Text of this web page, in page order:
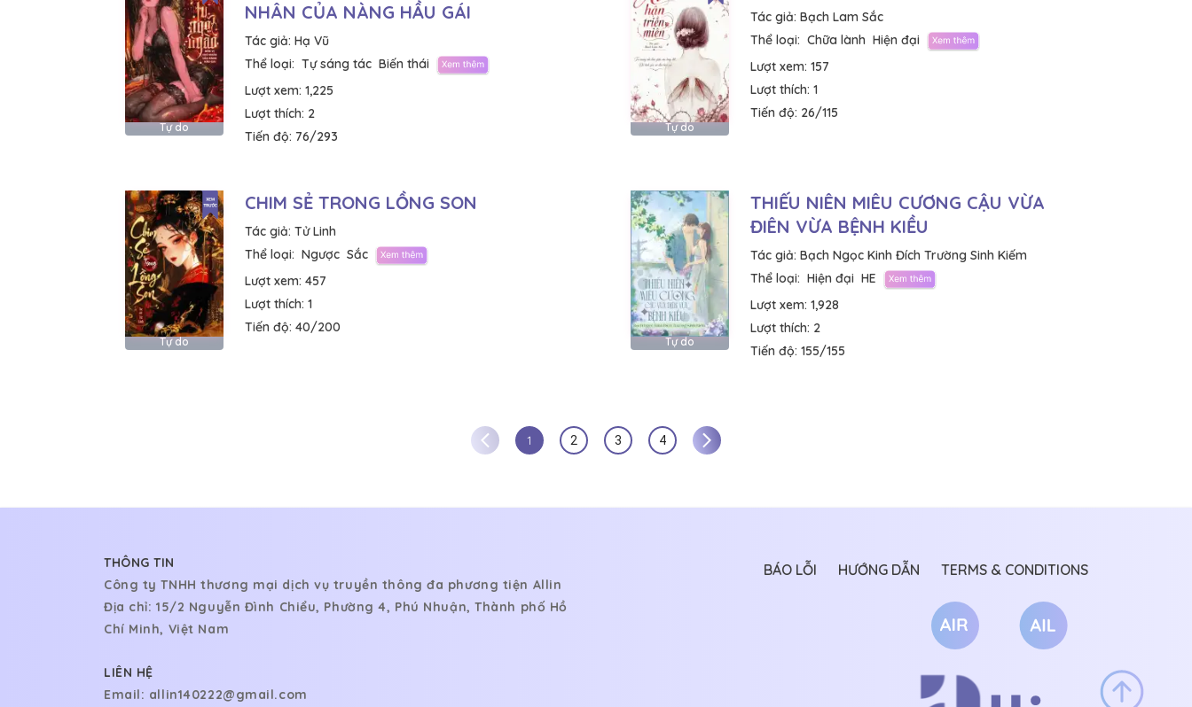
Tự do
NHÂN CỦA NÀNG HẦU GÁI
Tác giả: Hạ Vũ
Thể loại: Tự sáng tác Biến thái
Lượt xem: 1,225
Lượt thích: 2
Tiến độ: 76/293
Tự do
Tác giả: Bạch Lam Sắc
Thể loại: Chữa lành Hiện đại
Lượt xem: 157
Lượt thích: 1
Tiến độ: 26/115
Tự do
CHIM SẺ TRONG LỒNG SON
Tác giả: Tử Linh
Thể loại: Ngược Sắc
Lượt xem: 457
Lượt thích: 1
Tiến độ: 40/200
Tự do
THIẾU NIÊN MIÊU CƯƠNG CẬU VỪA
ĐIÊN VỪA BỆNH KIỀU
Tác giả: Bạch Ngọc Kinh Đích Trường Sinh Kiếm
Thể loại: Hiện đại HE
Lượt xem: 1,928
Lượt thích: 2
Tiến độ: 155/155
1 2 3 4
THÔNG TIN
Công ty TNHH thương mại dịch vụ truyền thông đa phương tiện Allin
Địa chỉ: 15/2 Nguyễn Đình Chiểu, Phường 4, Phú Nhuận, Thành phố Hồ
Chí Minh, Việt Nam
LIÊN HỆ
Email: allin140222@gmail.com
BÁO LỖI HƯỚNG DẪN TERMS & CONDITIONS